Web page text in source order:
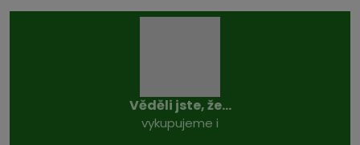
Věděli jste, že...
vykupujeme i